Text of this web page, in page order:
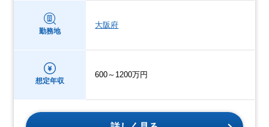
勤務地
大阪府
想定年収
600～1200万円